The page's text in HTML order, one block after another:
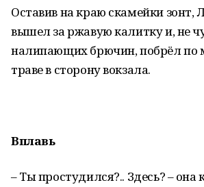
Оставив на краю скамейки зонт,
вышел за ржавую калитку и, не
налипающих брючин, побрёл по
траве в сторону вокзала.
Вплавь
– Ты простудился?.. Здесь? – она